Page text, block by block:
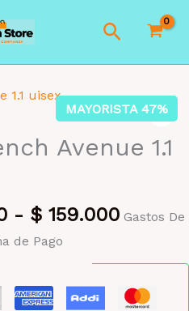
Buscar
MAYORISTA 47%
Avenue 1.1
- $ 159.000 Gastos De
de Pago